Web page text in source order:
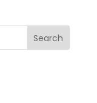
Search